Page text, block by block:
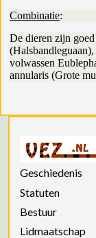
Combinatie:
De dieren zijn
volwassen
annularis (Grote
Geschiedenis
Statuten
Bestuur
Lidmaatschap